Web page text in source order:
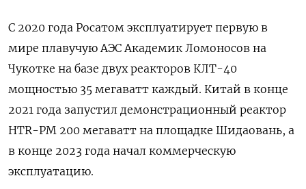
C 2020 года Росатом эксплуатирует первую в
мире плавучую АЭС Академик Ломоносов на
Чукотке на базе двух реакторов КЛТ-40
мощностью 35 мегаватт каждый. Китай в конце
2021 года запустил демонстрационный реактор
HTR-PM 200 мегаватт на площадке Шидаовань, а
в конце 2023 года начал коммерческую
эксплуатацию.